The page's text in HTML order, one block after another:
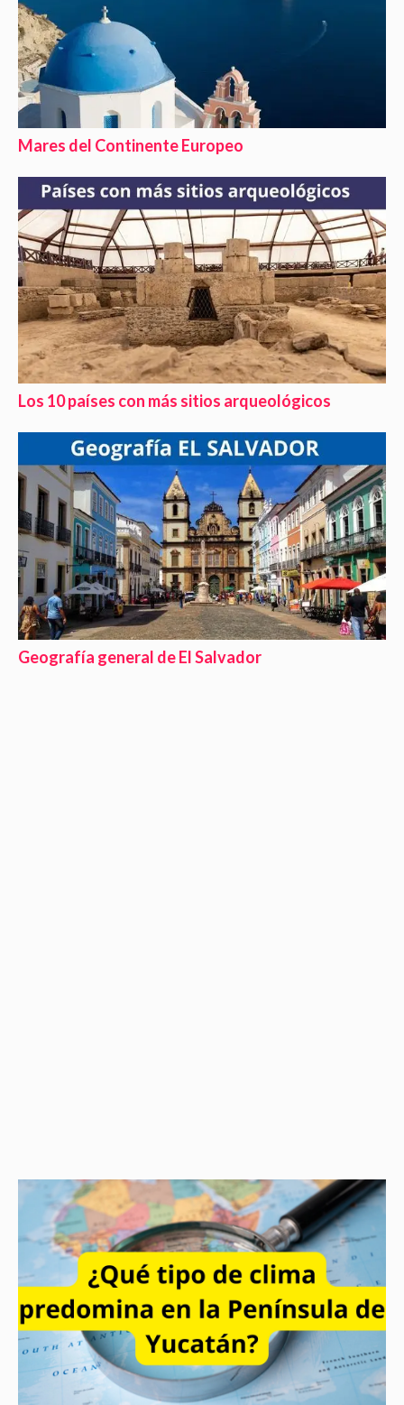
Mares del Continente Europeo
Los 10 países con más sitios arqueológicos
Geografía general de El Salvador